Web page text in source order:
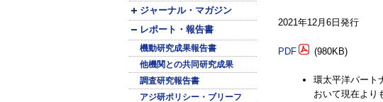
ジャーナル・マガジン
レポート・報告書
機動研究成果報告書
他機関との共同研究成果
調査研究報告書
アジ研ポリシー・ブリーフ
2021年12月6日発行
PDF (980KB)
環太平洋パート
おいて現在より